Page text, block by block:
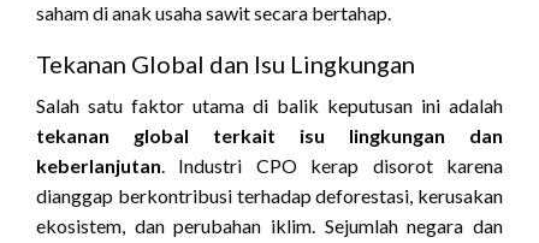
saham di anak usaha sawit secara bertahap.
Tekanan Global dan Isu Lingkungan
Salah satu faktor utama di balik keputusan ini adalah
tekanan global terkait isu lingkungan dan
keberlanjutan. Industri CPO kerap disorot karena
dianggap berkontribusi terhadap deforestasi, kerusakan
ekosistem, dan perubahan iklim. Sejumlah negara dan